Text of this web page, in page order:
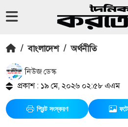
/ বাংলাদেশ / অর্থনীতি
নিউজ ডেস্ক
প্রকাশ : ১৯ মে, ২০২৬ ০২:৫৮ এএম
প্রিন্ট সংস্করণ